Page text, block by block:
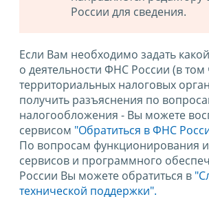
России для сведения.
Если Вам необходимо задать
о деятельности ФНС России (в том
территориальных налоговых
получить разъяснения по
налогообложения - Вы можете
сервисом "Обратиться в ФНС
По вопросам функционирования
сервисов и программного
России Вы можете обратиться в
технической поддержки".